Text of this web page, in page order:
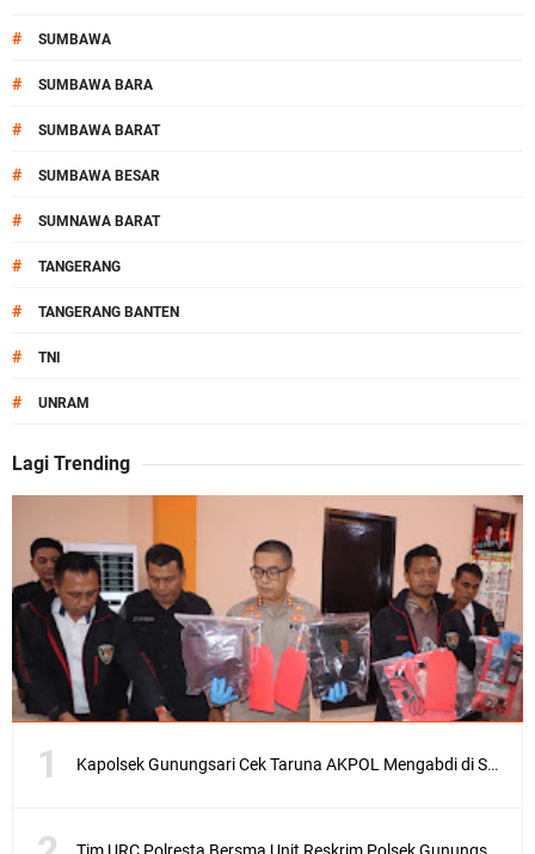
# SUMBAWA
# SUMBAWA BARA
# SUMBAWA BARAT
# SUMBAWA BESAR
# SUMNAWA BARAT
# TANGERANG
# TANGERANG BANTEN
# TNI
# UNRAM
Lagi Trending
Kapolsek Gunungsari Cek Taruna AKPOL Mengabdi di SRD 4